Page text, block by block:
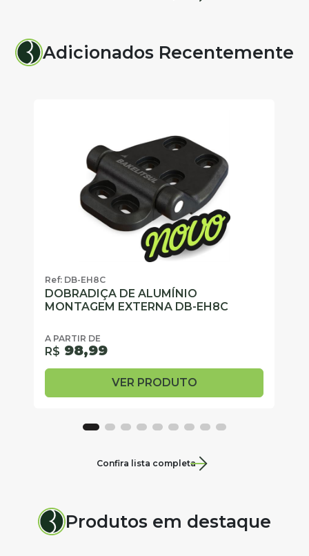
Adicionados Recentemente
Confira lista completa
Ref: DB-EH8C
DOBRADIÇA DE ALUMÍNIO
MONTAGEM EXTERNA DB-EH8C
A PARTIR DE
R$ 98,99
VER PRODUTO
Produtos em destaque